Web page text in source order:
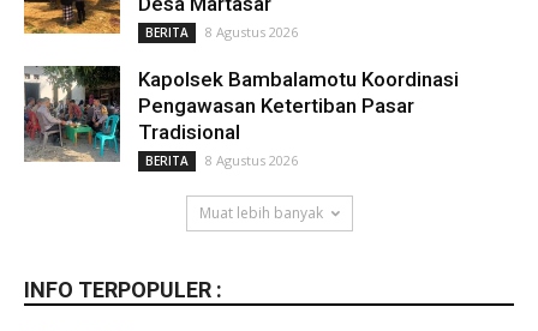
BERITA 8 Agustus 2026
Kapolsek Bambalamotu Koordinasi
Pengawasan Ketertiban Pasar
Tradisional
BERITA 8 Agustus 2026
Muat lebih banyak
INFO TERPOPULER :